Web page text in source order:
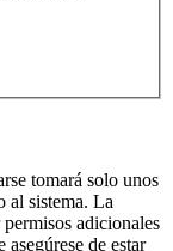
tomará solo unos
al sistema. La
adicionales
de estar